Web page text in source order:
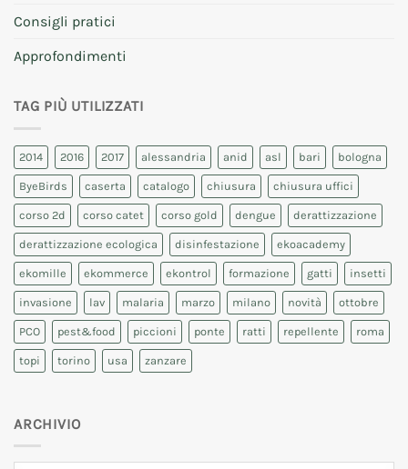
Consigli pratici
Approfondimenti
TAG PIÙ UTILIZZATI
2014 2016 2017 alessandria anid asl bari bologna
ByeBirds caserta catalogo chiusura chiusura uffici
corso 2d corso catet corso gold dengue derattizzazione
derattizzazione ecologica disinfestazione ekoacademy
ekomille ekommerce ekontrol formazione gatti insetti
invasione lav malaria marzo milano novità ottobre
PCO pest&food piccioni ponte ratti repellente roma
topi torino usa zanzare
ARCHIVIO